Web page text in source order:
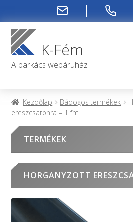
Ugrás
a
navigációhoz
Kilépés
a
tartalombaK-Fém
A barkács webáruház
Kapcsolat
Rendelés menete
Rólunk
Fiókom
Kezdőlap Bádogos termékek
ereszcsatonra – 1 fm
HORGANYZOTT
TERMÉKEK